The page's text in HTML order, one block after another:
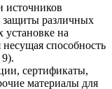
источников
защиты различных
на
способность
сертификаты,
материалы для